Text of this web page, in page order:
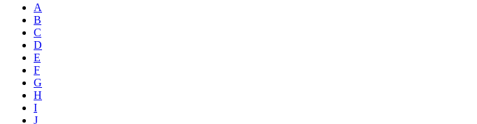
A
B
C
D
E
F
G
H
I
J